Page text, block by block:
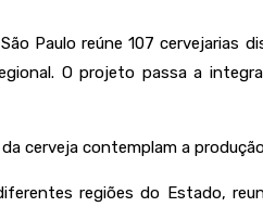
Paulo reúne 107
O projeto passa a
cerveja contemplam a
regiões do Estado,